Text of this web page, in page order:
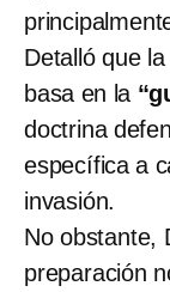
Detalló que
basa en la
doctrina
específica a
invasión.
No obstante,
preparación